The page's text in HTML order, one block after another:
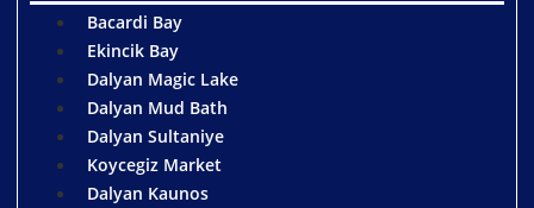
Bacardi Bay
Ekincik Bay
Dalyan Magic Lake
Dalyan Mud Bath
Dalyan Sultaniye
Koycegiz Market
Dalyan Kaunos